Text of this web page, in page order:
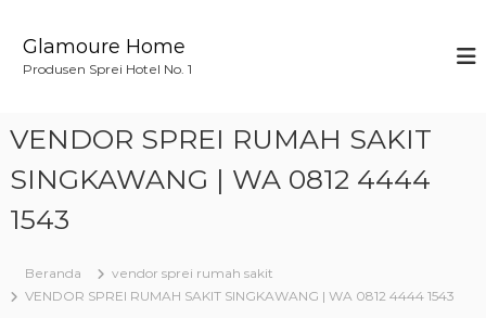
Glamoure Home
Produsen Sprei Hotel No. 1
VENDOR SPREI RUMAH SAKIT
SINGKAWANG | WA 0812 4444
1543
Beranda
vendor sprei rumah sakit
VENDOR SPREI RUMAH SAKIT SINGKAWANG | WA 0812 4444 1543